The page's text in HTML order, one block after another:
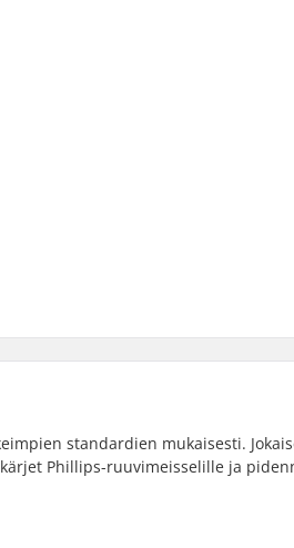
standardien mukaisesti.
Phillips-ruuvimeisselille ja